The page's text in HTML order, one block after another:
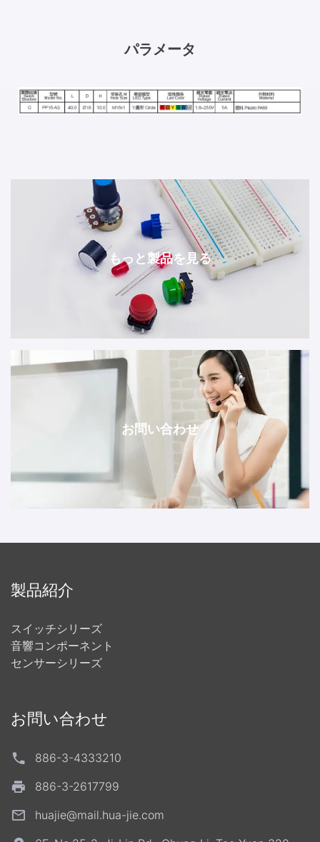
パラメータ
もっと製品を見る
お問い合わせ
製品紹介
スイッチシリーズ
音響コンポーネント
センサーシリーズ
お問い合わせ
886-3-4333210
886-3-2617799
huajie@mail.hua-jie.com